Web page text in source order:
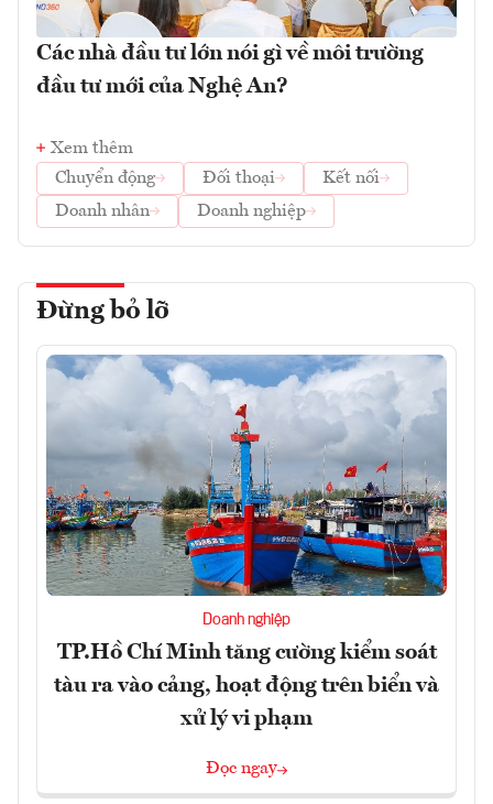
Các nhà đầu tư lớn nói gì về môi trường
đầu tư mới của Nghệ An?
Xem thêm
Chuyển động
Đối thoại
Kết nối
Doanh nhân
Doanh nghiệp
Đừng bỏ lỡ
Doanh nghiệp
TP.Hồ Chí Minh tăng cường kiểm soát
tàu ra vào cảng, hoạt động trên biển và
xử lý vi phạm
Đọc ngay